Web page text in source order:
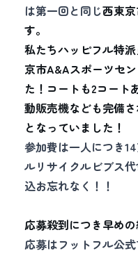
は第一回と同じ西東
す。
私たちハッピフル特
京市A&Aスポーツセ
た！コートも2コート
動販売機なども完備
となっていました！
参加費は一人につき
ルリサイクルビブス
込お忘れなく！！
応募殺到につき早め
応募はフットフル公